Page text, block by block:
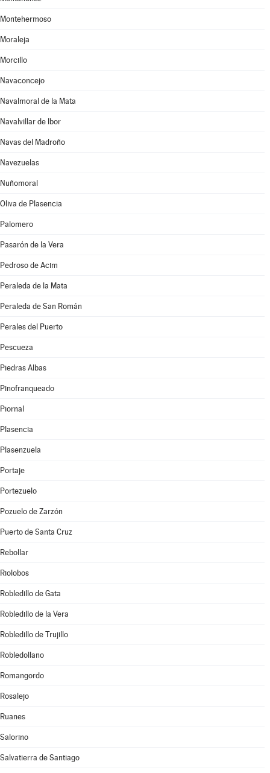
Montehermoso
Moraleja
Morcillo
Navaconcejo
Navalmoral de la Mata
Navalvillar de Ibor
Navas del Madroño
Navezuelas
Nuñomoral
Oliva de Plasencia
Palomero
Pasarón de la Vera
Pedroso de Acim
Peraleda de la Mata
Peraleda de San Román
Perales del Puerto
Pescueza
Piedras Albas
Pinofranqueado
Piornal
Plasencia
Plasenzuela
Portaje
Portezuelo
Pozuelo de Zarzón
Puerto de Santa Cruz
Rebollar
Riolobos
Robledillo de Gata
Robledillo de la Vera
Robledillo de Trujillo
Robledollano
Romangordo
Rosalejo
Ruanes
Salorino
Salvatierra de Santiago